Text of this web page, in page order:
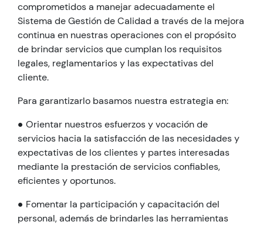
comprometidos a manejar adecuadamente el
Sistema de Gestión de Calidad a través de la mejora
continua en nuestras operaciones con el propósito
de brindar servicios que cumplan los requisitos
legales, reglamentarios y las expectativas del
cliente.
Para garantizarlo basamos nuestra estrategia en:
● Orientar nuestros esfuerzos y vocación de
servicios hacia la satisfacción de las necesidades y
expectativas de los clientes y partes interesadas
mediante la prestación de servicios confiables,
eficientes y oportunos.
● Fomentar la participación y capacitación del
personal, además de brindarles las herramientas